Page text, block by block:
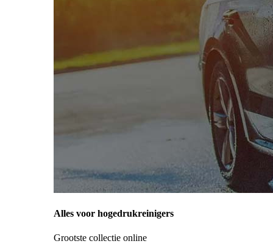
Alles voor hogedrukreinigers
Grootste collectie online